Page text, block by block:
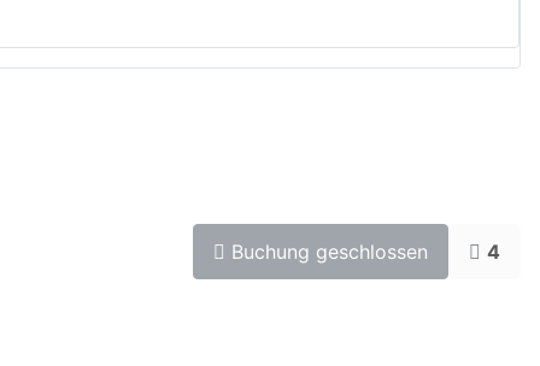
Buchung geschlossen 4